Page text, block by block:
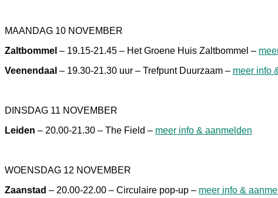
MAANDAG 10 NOVEMBER
Zaltbommel – 19.15-21.45 – Het Groene Huis Zaltbommel –
Veenendaal – 19.30-21.30 uur – Trefpunt Duurzaam – meer info
DINSDAG 11 NOVEMBER
Leiden – 20.00-21.30 – The Field – meer info & aanmelden
WOENSDAG 12 NOVEMBER
Zaanstad – 20.00-22.00 – Circulaire pop-up – meer info &